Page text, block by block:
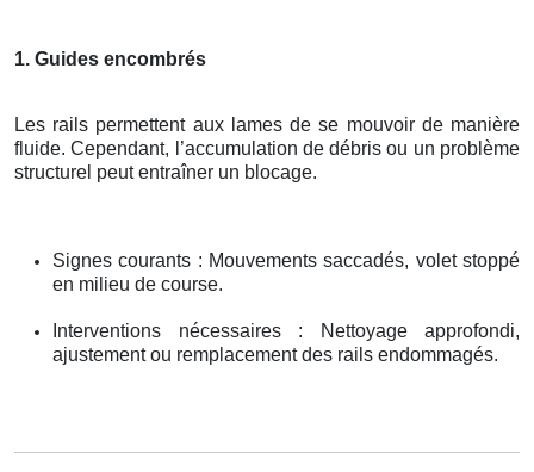
1. Guides encombrés
Les rails permettent aux lames de se mouvoir de manière
fluide. Cependant, l’accumulation de débris ou un problème
structurel peut entraîner un blocage.
Signes courants : Mouvements saccadés, volet stoppé
en milieu de course.
Interventions nécessaires : Nettoyage approfondi,
ajustement ou remplacement des rails endommagés.